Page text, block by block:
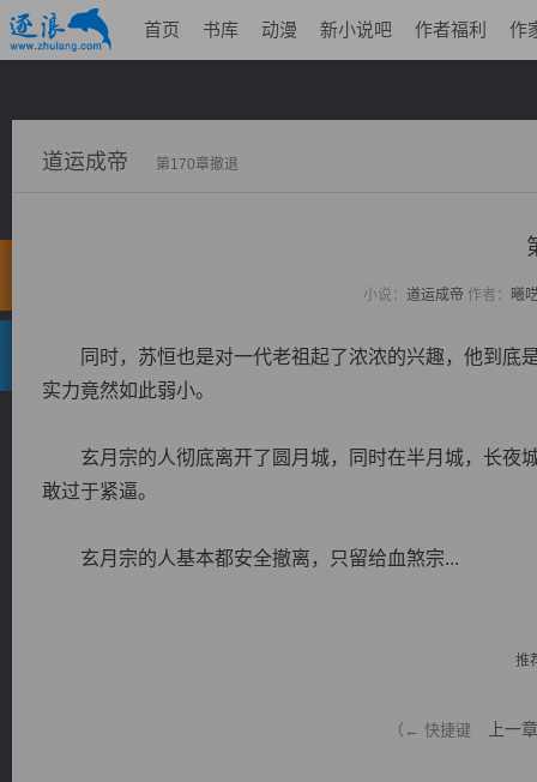
首页 书库 动漫 新小说吧 作者福利 作
道运成帝 第170章撤退
小说： 道运成帝 作者： 曦
同时，苏恒也是对一代老祖起了浓浓的兴趣，他到底
实力竟然如此弱小。
玄月宗的人彻底离开了圆月城，同时在半月城，长夜
敢过于紧逼。
玄月宗的人基本都安全撤离，只留给血煞宗...
推
（← 快捷键 上一章